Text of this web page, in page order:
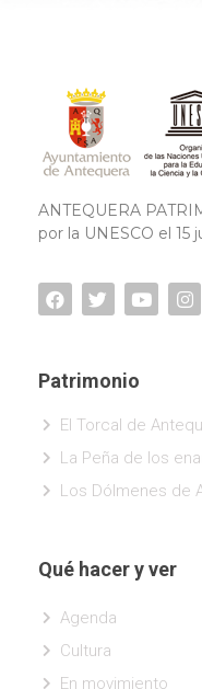
ANTEQUERA
por la UNESCO el 15
Patrimonio
El Torcal de
La Peña de los
Los Dólmenes de
Qué hacer y ver
Agenda
Cultura
En movimiento